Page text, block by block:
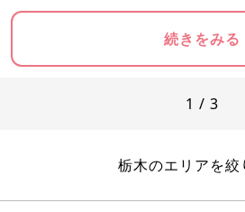
続きをみる
1 / 3
栃木のエリアを絞